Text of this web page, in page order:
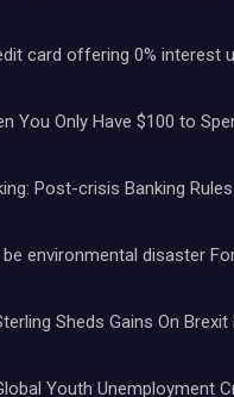
card offering 0% interest
You Only Have $100 to
Post-crisis Banking
environmental disaster
Sheds Gains On Brexit
Youth Unemployment